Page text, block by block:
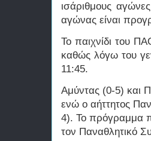
ισάριθμους
αγώνας είναι
Το παιχνίδι του
καθώς λόγω του
11:45.
Αμύντας (0-5) και
ενώ ο αήττητος
4). Το πρόγραμμα
τον Παναθλητικό